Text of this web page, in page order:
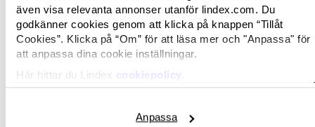
även visa relevanta annonser utanför lindex.com. Du
godkänner cookies genom att klicka på knappen “Tillåt
Cookies”. Klicka på “Om” för att läsa mer och "Anpassa" för
att anpassa dina cookie inställningar.
Här hittar du Lindex cookiepolicy.
Anpassa
Relaterade dokument